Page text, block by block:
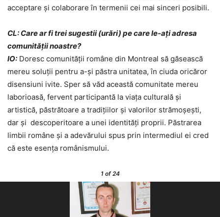
acceptare și colaborare în termenii cei mai sinceri posibili.
CL: Care ar fi trei sugestii (urări) pe care le-ați adresa
comunității noastre?
IO: Doresc comunității române din Montreal să găsească
mereu soluții pentru a-și păstra unitatea, în ciuda oricăror
disensiuni ivite. Sper să văd această comunitate mereu
laborioasă, fervent participantă la viața culturală și
artistică, păstrătoare a tradițiilor și valorilor strămoșești,
dar și descoperitoare a unei identități proprii. Păstrarea
limbii române și a adevărului spus prin intermediul ei cred
că este esența românismului.
1of 24